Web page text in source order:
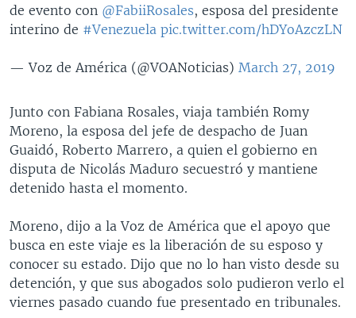
de evento con @FabiiRosales, esposa del presidente
interino de #Venezuela pic.twitter.com/hDYoAzczLN
— Voz de América (@VOANoticias) March 27, 2019
Junto con Fabiana Rosales, viaja también Romy
Moreno, la esposa del jefe de despacho de Juan
Guaidó, Roberto Marrero, a quien el gobierno en
disputa de Nicolás Maduro secuestró y mantiene
detenido hasta el momento.
Moreno, dijo a la Voz de América que el apoyo que
busca en este viaje es la liberación de su esposo y
conocer su estado. Dijo que no lo han visto desde su
detención, y que sus abogados solo pudieron verlo el
viernes pasado cuando fue presentado en tribunales.